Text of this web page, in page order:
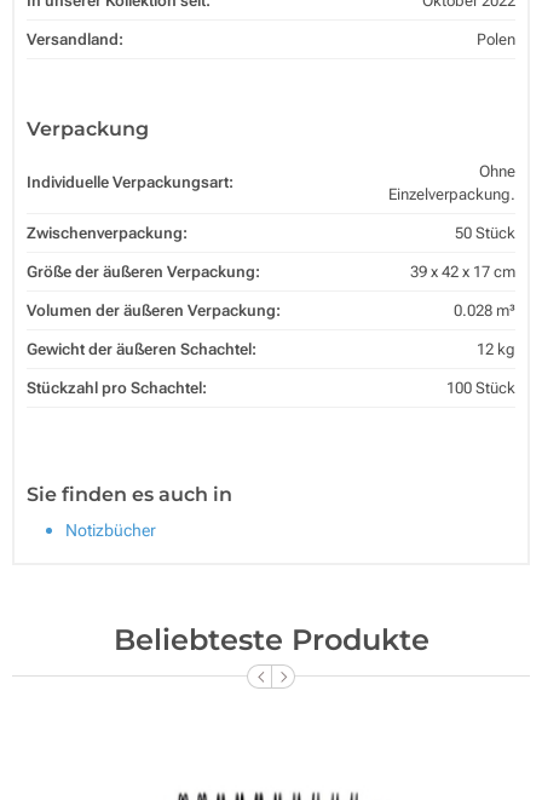
Versandland: Polen
Verpackung
Individuelle Verpackungsart:
Ohne
Einzelverpackung.
Zwischenverpackung: 50 Stück
Größe der äußeren Verpackung: 39 x 42 x 17 cm
Volumen der äußeren Verpackung: 0.028 m³
Gewicht der äußeren Schachtel: 12 kg
Stückzahl pro Schachtel: 100 Stück
Sie finden es auch in
Notizbücher
Beliebteste Produkte